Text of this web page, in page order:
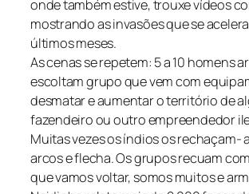
onde também estive, trouxe vídeos
mostrando as invasões que se
últimos meses.
As cenas se repetem: 5 a 10 homens
escoltam grupo que vem com
desmatar e aumentar o território de
fazendeiro ou outro empreendedor
Muitas vezes os índios os rechaçam-
arcos e flecha. Os grupos recuam
que vamos voltar, somos muitos e